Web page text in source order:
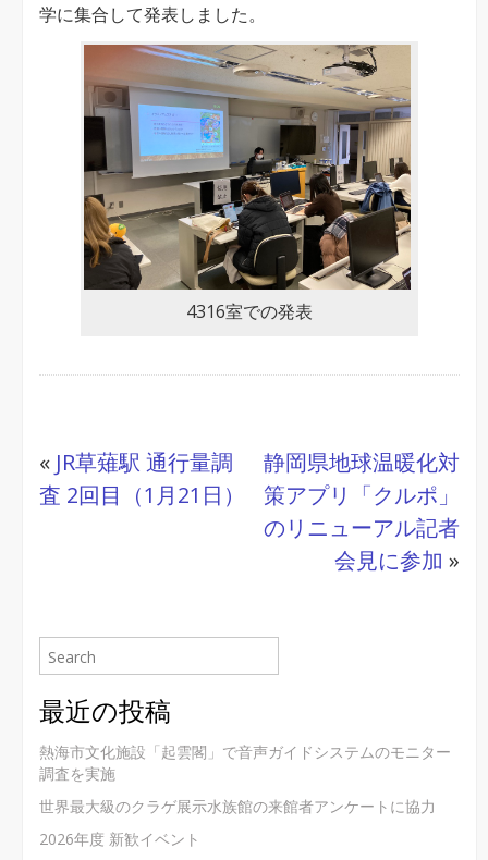
究
発
表
会
学に集合して発表しました。
4316室での発表
« JR草薙駅 通行量調
査 2回目（1月21日）
静岡県地球温暖化対
策アプリ「クルポ」
のリニューアル記者
会見に参加 »
最近の投稿
熱海市文化施設「起雲閣」で音声ガイドシステムのモニター
調査を実施
世界最大級のクラゲ展示水族館の来館者アンケートに協力
2026年度 新歓イベント